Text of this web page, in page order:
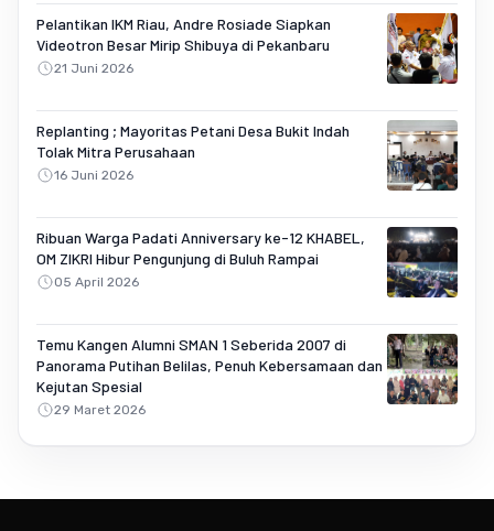
Pelantikan IKM Riau, Andre Rosiade Siapkan
Videotron Besar Mirip Shibuya di Pekanbaru
21 Juni 2026
Replanting ; Mayoritas Petani Desa Bukit Indah
Tolak Mitra Perusahaan
16 Juni 2026
Ribuan Warga Padati Anniversary ke-12 KHABEL,
OM ZIKRI Hibur Pengunjung di Buluh Rampai
05 April 2026
Temu Kangen Alumni SMAN 1 Seberida 2007 di
Panorama Putihan Belilas, Penuh Kebersamaan dan
Kejutan Spesial
29 Maret 2026